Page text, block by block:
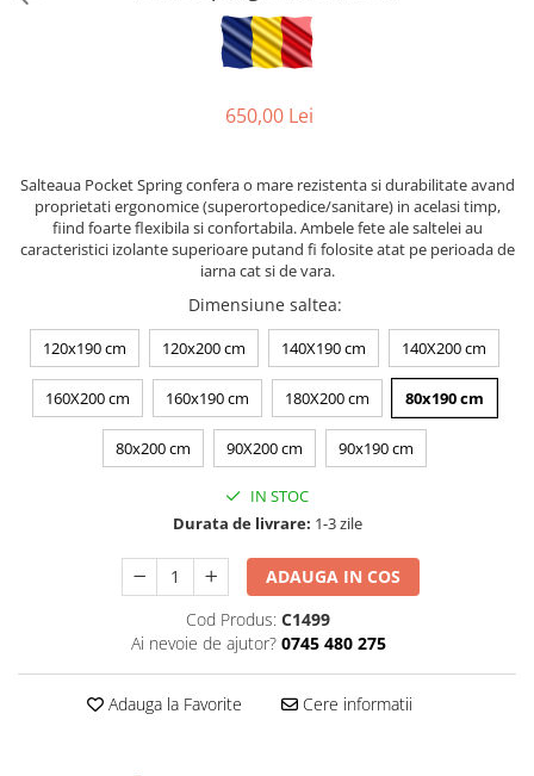
650,00 Lei
Salteaua Pocket Spring confera o mare rezistenta si durabilitate avand
proprietati ergonomice (superortopedice/sanitare) in acelasi timp,
fiind foarte flexibila si confortabila. Ambele fete ale saltelei au
caracteristici izolante superioare putand fi folosite atat pe perioada de
iarna cat si de vara.
Dimensiune saltea:
120x190 cm 120x200 cm 140X190 cm 140X200 cm
160X200 cm 160x190 cm 180X200 cm 80x190 cm
80x200 cm 90X200 cm 90x190 cm
IN STOC
Durata de livrare: 1-3 zile
ADAUGA IN COS
Cod Produs: C1499
Ai nevoie de ajutor? 0745 480 275
Adauga la Favorite Cere informatii